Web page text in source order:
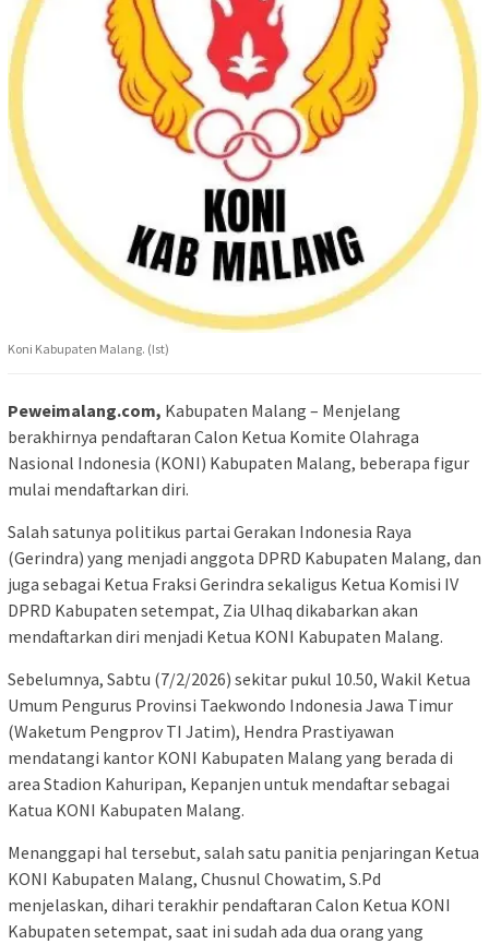
Koni Kabupaten Malang. (Ist)
Peweimalang.com, Kabupaten Malang – Menjelang
berakhirnya pendaftaran Calon Ketua Komite Olahraga
Nasional Indonesia (KONI) Kabupaten Malang, beberapa figur
mulai mendaftarkan diri.
Salah satunya politikus partai Gerakan Indonesia Raya
(Gerindra) yang menjadi anggota DPRD Kabupaten Malang, dan
juga sebagai Ketua Fraksi Gerindra sekaligus Ketua Komisi IV
DPRD Kabupaten setempat, Zia Ulhaq dikabarkan akan
mendaftarkan diri menjadi Ketua KONI Kabupaten Malang.
Sebelumnya, Sabtu (7/2/2026) sekitar pukul 10.50, Wakil Ketua
Umum Pengurus Provinsi Taekwondo Indonesia Jawa Timur
(Waketum Pengprov TI Jatim), Hendra Prastiyawan
mendatangi kantor KONI Kabupaten Malang yang berada di
area Stadion Kahuripan, Kepanjen untuk mendaftar sebagai
Katua KONI Kabupaten Malang.
Menanggapi hal tersebut, salah satu panitia penjaringan Ketua
KONI Kabupaten Malang, Chusnul Chowatim, S.Pd
menjelaskan, dihari terakhir pendaftaran Calon Ketua KONI
Kabupaten setempat, saat ini sudah ada dua orang yang